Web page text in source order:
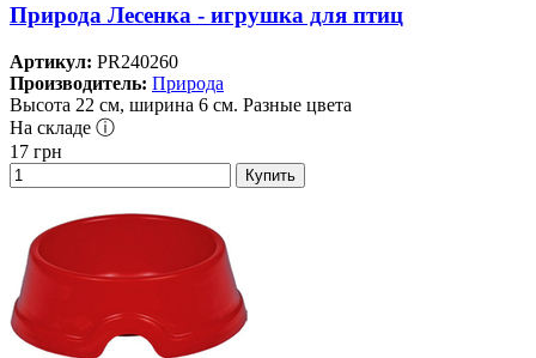
Природа Лесенка - игрушка для птиц
Артикул: PR240260
Производитель: Природа
Высота 22 см, ширина 6 см. Разные цвета
На складе ⓘ
17 грн
Купить